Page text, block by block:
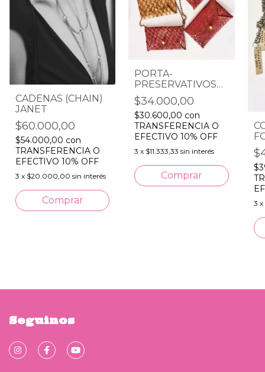
CADENAS (CHAIN)
JANET
$60.000,00
$54.000,00 con
TRANSFERENCIA O
EFECTIVO 10% OFF
3 x $20.000,00 sin interés
PORTA-
PRESERVATIVOS
PIEL DE PESCADO
$34.000,00
$30.600,00 con
TRANSFERENCIA O
EFECTIVO 10% OFF
3 x $11.333,33 sin interés
3 x
Seguinos